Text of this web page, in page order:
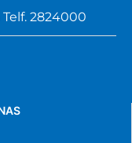
2824000